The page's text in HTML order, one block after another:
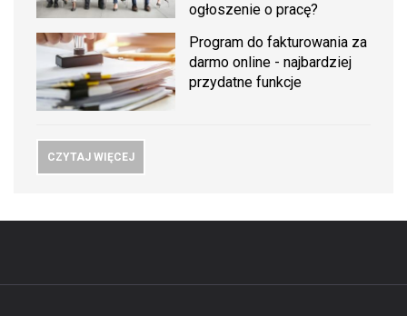
ogłoszenie o pracę?
Program do fakturowania za
darmo online - najbardziej
przydatne funkcje
CZYTAJ WIĘCEJ